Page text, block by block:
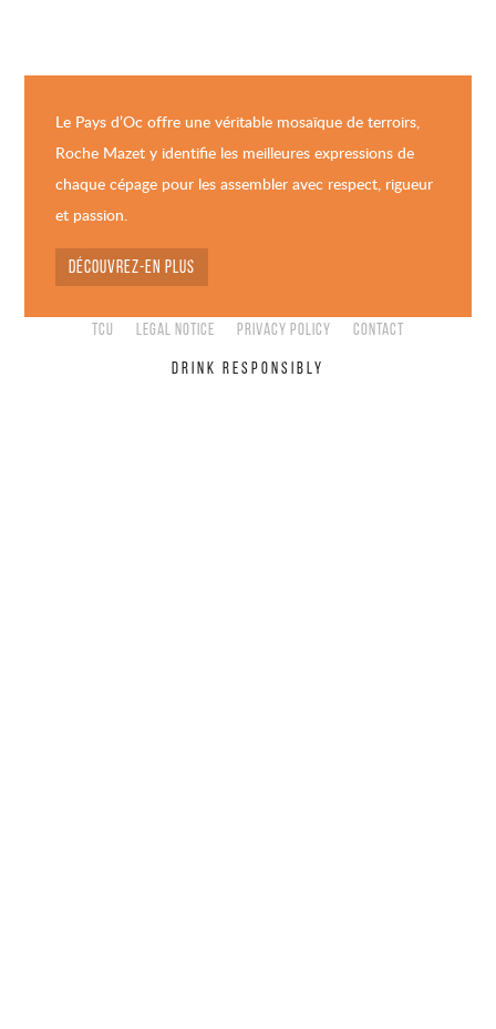
Le Pays d’Oc offre une véritable mosaïque de terroirs,
Roche Mazet y identifie les meilleures expressions de
chaque cépage pour les assembler avec respect, rigueur
et passion.
DÉCOUVREZ-EN PLUS
TCU Legal Notice Privacy Policy Contact
DRINK RESPONSIBLY